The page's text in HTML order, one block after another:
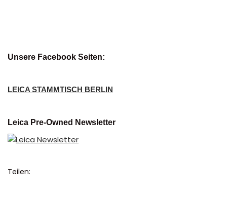
Unsere Facebook Seiten:
LEICA STAMMTISCH BERLIN
Leica Pre-Owned Newsletter
Teilen: